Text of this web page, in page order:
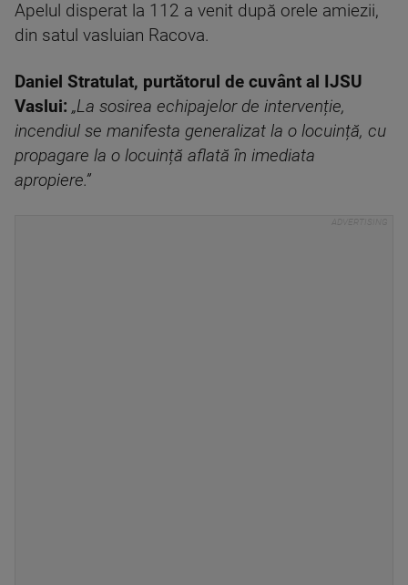
Apelul disperat la 112 a venit după orele amiezii,
din satul vasluian Racova.
Daniel Stratulat, purtătorul de cuvânt al IJSU
Vaslui: „La sosirea echipajelor de intervenție,
incendiul se manifesta generalizat la o locuință, cu
propagare la o locuință aflată în imediata
apropiere.”